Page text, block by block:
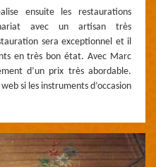
ensuite les restaurations
avec un artisan très
sera exceptionnel et il
en très bon état. Avec Marc
d’un prix très abordable.
si les instruments d’occasion